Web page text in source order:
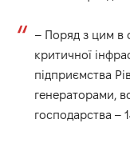
– Поряд з цим в
критичної
підприємства
генераторами,
господарства –